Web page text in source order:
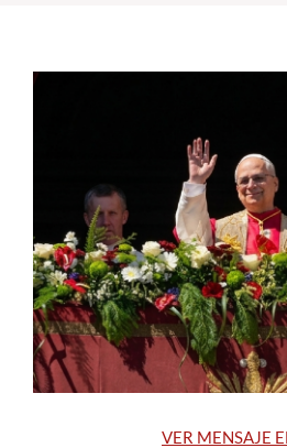
Postgrado
Estudiantes
Académicos
Funcionarios
Alumni
VER MENSAJE